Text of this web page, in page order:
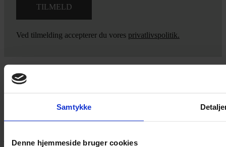
Samtykke
Denne hjemmeside bruger cookies
Ved tilmelding accepterer du vores privatlivspolitik.
Yarn Every Wear
Hvis du bøvler med noget eller ønsker ny inspiration, så skriv til